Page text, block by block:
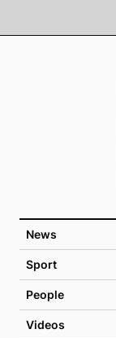
News
Sport
People
Videos